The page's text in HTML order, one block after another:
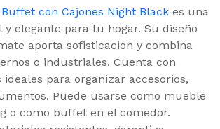
Buffet con Cajones Night Black es una
y elegante para tu hogar. Su diseño
aporta sofisticación y combina
o industriales. Cuenta con
ideales para organizar accesorios,
Puede usarse como mueble
o como buffet en el comedor.